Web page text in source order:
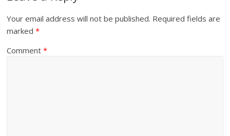
Your email address will not be published. Required fields are
marked*
Comment*